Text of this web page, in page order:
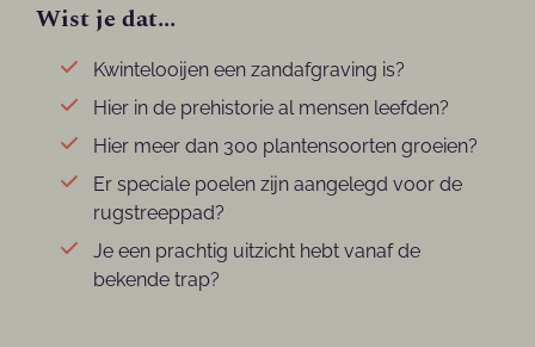
Wist je dat...
Kwintelooijen een zandafgraving is?
Hier in de prehistorie al mensen leefden?
Hier meer dan 300 plantensoorten groeien?
Er speciale poelen zijn aangelegd voor de
rugstreeppad?
Je een prachtig uitzicht hebt vanaf de
bekende trap?